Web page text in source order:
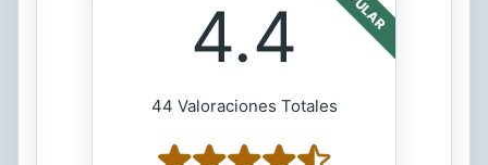
4.4
44 Valoraciones Totales